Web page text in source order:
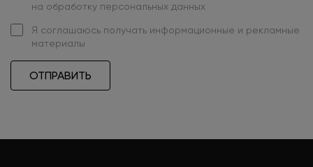
на обработку персональных данных
Я соглашаюсь получать информационные и рекламные
материалы
ОТПРАВИТЬ